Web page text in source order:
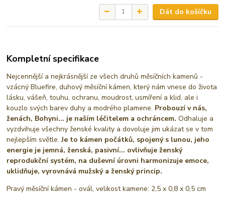
Dát do košíčku
Kompletní specifikace
Nejcennější a nejkrásnější ze všech druhů měsíčních kamenů -
vzácný Bluefire, duhový měsíční kámen, který nám vnese do života
lásku, vášeň, touhu, ochranu, moudrost, usmíření a klid, ale i
kouzlo svých barev duhy a modrého plamene. Probouzí v nás,
ženách, Bohyni... je naším léčitelem a ochráncem. Odhaluje a
vyzdvihuje všechny ženské kvality a dovoluje jim ukázat se v tom
nejlepším světle.Je to kámen počátků, spojený s lunou, jeho
energie je jemná, ženská, pasivní... ovlivňuje ženský
reprodukční systém, na duševní úrovni harmonizuje emoce,
uklidňuje, vyrovnává mužský a ženský princip.
Pravý měsíční kámen - ovál, velikost kamene: 2,5 x 0,8 x 0,5 cm